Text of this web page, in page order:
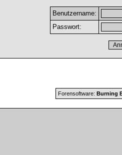
Benutzername:
Passwort:
Forensoftware: Burning